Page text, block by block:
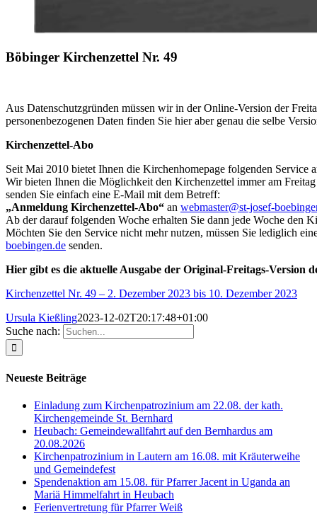
Böbinger Kirchenzettel Nr. 49
Aus Datenschutzgründen müssen wir in der Online-Version der
personenbezogenen Daten finden Sie hier aber genau die selbe
Kirchenzettel-Abo
Seit Mai 2010 bietet Ihnen die Kirchenhomepage folgenden Service
Wir bieten Ihnen die Möglichkeit den Kirchenzettel immer am
senden Sie einfach eine E-Mail mit dem Betreff:
„Anmeldung Kirchenzettel-Abo“ an webmaster@st-josef-
Ab der darauf folgenden Woche erhalten Sie dann jede Woche den
Möchten Sie den Service nicht mehr nutzen, müssen Sie lediglich
boebingen.de senden.
Hier gibt es die aktuelle Ausgabe der Original-Freitags-Version
Kirchenzettel Nr. 49 – 2. Dezember 2023 bis 10. Dezember 2023
Ursula Kießling2023-12-02T20:17:48+01:00
Suche nach:
Neueste Beiträge
Einladung zum Kirchenpatrozinium am 22.08. der kath.
Kirchengemeinde St. Bernhard
Heubach: Gemeindewallfahrt auf den Bernhardus am
20.08.2026
Kirchenpatrozinium in Lautern am 16.08. mit Kräuterweihe
und Gemeindefest
Spendenaktion am 15.08. für Pfarrer Jacent in Uganda an
Mariä Himmelfahrt in Heubach
Ferienvertretung für Pfarrer Weiß